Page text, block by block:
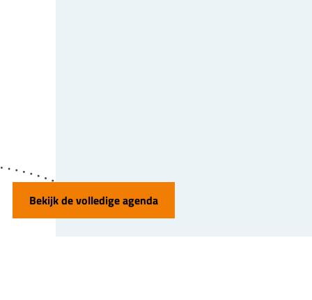
Bekijk de volledige agenda